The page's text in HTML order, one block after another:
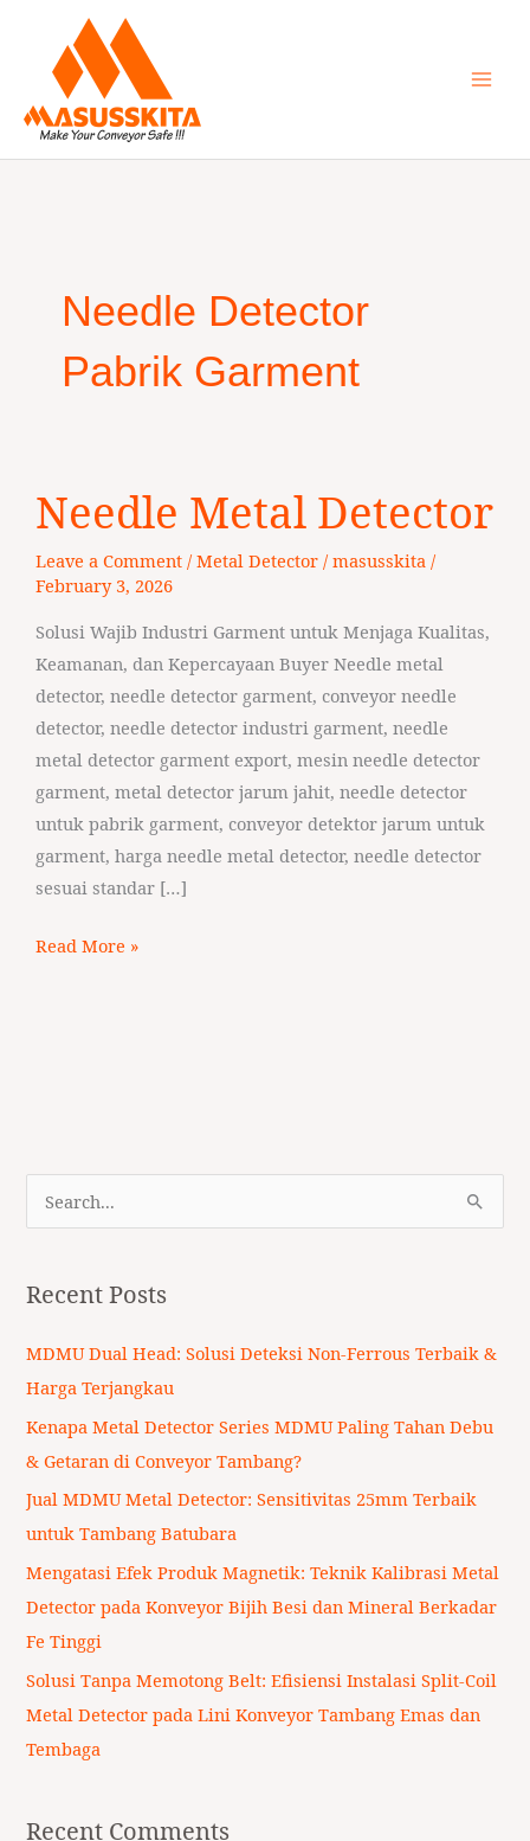
content
Needle Detector
Pabrik Garment
Needle Metal Detector
Leave a Comment / Metal Detector/ masusskita /
February 3, 2026
Solusi Wajib Industri Garment untuk Menjaga Kualitas,
Keamanan, dan Kepercayaan Buyer Needle metal
detector, needle detector garment, conveyor needle
detector, needle detector industri garment, needle
metal detector garment export, mesin needle detector
garment, metal detector jarum jahit, needle detector
untuk pabrik garment, conveyor detektor jarum untuk
garment, harga needle metal detector, needle detector
sesuai standar […]
Metal
Read More »
r
c
h
:
Recent Posts
MDMU Dual Head: Solusi Deteksi Non-Ferrous Terbaik &
Harga Terjangkau
Kenapa Metal Detector Series MDMU Paling Tahan Debu
& Getaran di Conveyor Tambang?
Jual MDMU Metal Detector: Sensitivitas 25mm Terbaik
untuk Tambang Batubara
Mengatasi Efek Produk Magnetik: Teknik Kalibrasi Metal
Detector pada Konveyor Bijih Besi dan Mineral Berkadar
Fe Tinggi
Solusi Tanpa Memotong Belt: Efisiensi Instalasi Split-Coil
Metal Detector pada Lini Konveyor Tambang Emas dan
Tembaga
Recent Comments